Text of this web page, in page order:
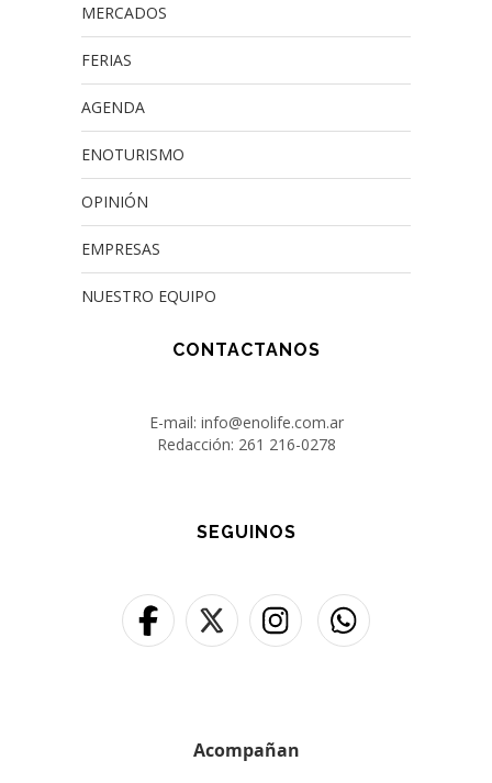
MERCADOS
FERIAS
AGENDA
ENOTURISMO
OPINIÓN
EMPRESAS
NUESTRO EQUIPO
CONTACTANOS
E-mail: info@enolife.com.ar
Redacción: 261 216-0278
SEGUINOS
Acompañan